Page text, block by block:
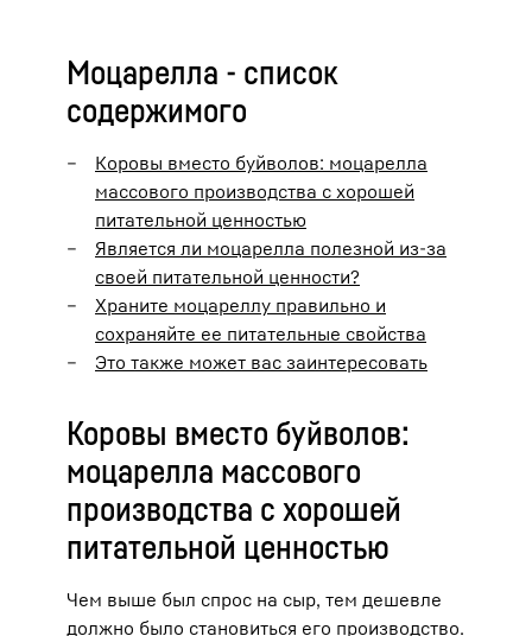
Моцарелла - список
содержимого
Коровы вместо буйволов: моцарелла
массового производства с хорошей
питательной ценностью
Является ли моцарелла полезной из-за
своей питательной ценности?
Храните моцареллу правильно и
сохраняйте ее питательные свойства
Это также может вас заинтересовать
Коровы вместо буйволов:
моцарелла массового
производства с хорошей
питательной ценностью
Чем выше был спрос на сыр, тем дешевле
должно было становиться его производство.